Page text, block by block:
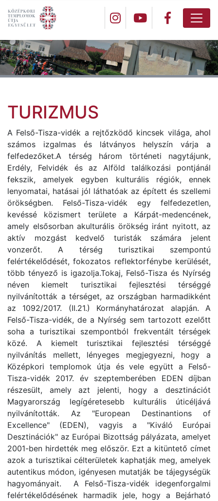
TURIZMUS
A Felső-Tisza-vidék a rejtőzködő kincsek világa, ahol
számos izgalmas és látványos helyszín várja a
felfedezőket.A térség három történeti nagytájunk,
Erdély, Felvidék és az Alföld találkozási pontjánál
fekszik, amelyek egyben kulturális régiók, ennek
lenyomatai, hatásai jól láthatóak az épített és szellemi
örökségben. Felső-Tisza-vidék egy felfedezetlen,
kevéssé közismert területe a Kárpát-medencének,
amely elsősorban akulturális örökség iránt nyitott, az
aktív mozgást kedvelő turisták számára jelent
vonzerőt. A térség turisztikai szempontú
felértékelődését, fokozatos reflektorfénybe kerülését,
több tényező is igazolja.Tokaj, Felső-Tisza és Nyírség
néven kiemelt turisztikai fejlesztési térséggé
nyilvánították a térséget, az országban harmadikként
az 1092/2017. (II.21.) Kormányhatározat alapján. A
Felső-Tisza-vidék, de a Nyírség sem tartozott ezelőtt
soha a turisztikai szem­pont­ból frekventált térségek
közé. A kiemelt turisztikai fejlesztési térséggé
nyilvánítás mellett, lényeges megjegyezni, hogy a
Középkori templomok útja és vele együtt a Felső-
Tisza-vidék 2017. év szeptemberében EDEN díjban
részesült, amely azt jelenti, hogy a desztinációt
Magyarország legígéretesebb kulturális úticéljává
nyilvánították. Az "European Destinantions of
Excellence" (EDEN), vagyis a "Kiváló Európai
Desztinációk" az Európai Bizottság pályázata, amelyet
2001-ben hirdették meg először. Ezt a kitüntető címet
azok a turisztikai célterületek kaphatják meg, amelyek
autentikus módon, igényesen mutatják be tájegységük
hagyományait. A Felső-Tisza-vidék idegenforgalmi
felértékelődésének harmadik jele, hogy a Bejárható